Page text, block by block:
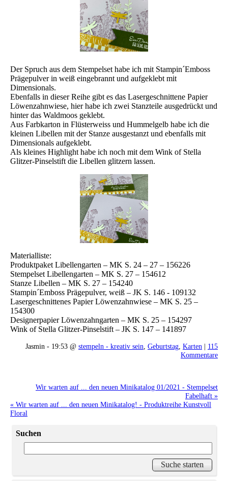
Der Spruch aus dem Stempelset habe ich mit Stampin´Emboss
Prägepulver in weiß eingebrannt und aufgeklebt mit
Dimensionals.
Ebenfalls in dieser Reihe gibt es das Lasergeschnittene Papier
Löwenzahnwiese, hier habe ich zwei Stanzteile ausgedrückt und
hinter das Waldmoos geklebt.
Aus Farbkarton in Flüsterweiss und Hummelgelb habe ich die
kleinen Libellen mit der Stanze ausgestanzt und ebenfalls mit
Dimensionals aufgeklebt.
Als kleines Highlight habe ich noch mit dem Wink of Stella
Glitzer-Pinselstift die Libellen glitzern lassen.
Materialliste:
Produktpaket Libellengarten – MK S. 24 – 27 – 156226
Stempelset Libellengarten – MK S. 27 – 154612
Stanze Libellen – MK S. 27 – 154240
Stampin´Emboss Prägepulver, weiß – JK S. 146 - 109132
Lasergeschnittenes Papier Löwenzahnwiese – MK S. 25 –
154300
Designerpapier Löwenzahngarten – MK S. 25 – 154297
Wink of Stella Glitzer-Pinselstift – JK S. 147 – 141897
Jasmin - 19:53 @ stempeln - kreativ sein Geburtstag Karten | 115
Kommentare
Wir warten auf ... den neuen Minikatalog 01/2021 - Stempelset
Fabelhaft »
« Wir warten auf ... den neuen Minikatalog! - Produktreihe Kunstvoll
Floral
Suchen